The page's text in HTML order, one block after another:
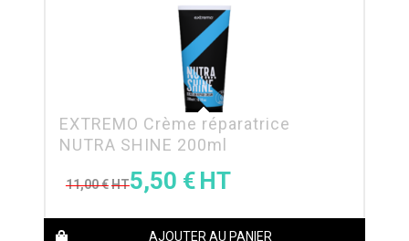
EXTREMO Crème réparatrice
NUTRA SHINE 200ml
11,00€ 5,50 €
AJOUTER AU PANIER